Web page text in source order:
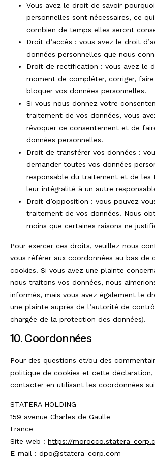
Vous avez le droit de savoir
personnelles sont nécessaires, ce
combien de temps elles seront
Droit d’accès : vous avez le droit
données personnelles que nous
Droit de rectification : vous avez le
moment de compléter, corriger,
bloquer vos données personnelles.
Si vous nous donnez votre
traitement de vos données, vous
révoquer ce consentement et de
données personnelles.
Droit de transférer vos données :
demander toutes vos données
responsable du traitement et de les
leur intégralité à un autre
Droit d’opposition : vous pouvez
traitement de vos données. Nous
moins que certaines raisons ne
Pour exercer ces droits, veuillez nous
vous référer aux coordonnées au bas de
cookies. Si vous avez une plainte
nous traitons vos données, nous
informés, mais vous avez également le
une plainte auprès de l’autorité de
chargée de la protection des données).
10. Coordonnées
Pour des questions et/ou des
politique de cookies et cette déclaration,
contacter en utilisant les coordonnées
STATERA HOLDING
159 avenue Charles de Gaulle
France
Site web : https://morocco.statera-
E-mail : dpo@statera-corp.com